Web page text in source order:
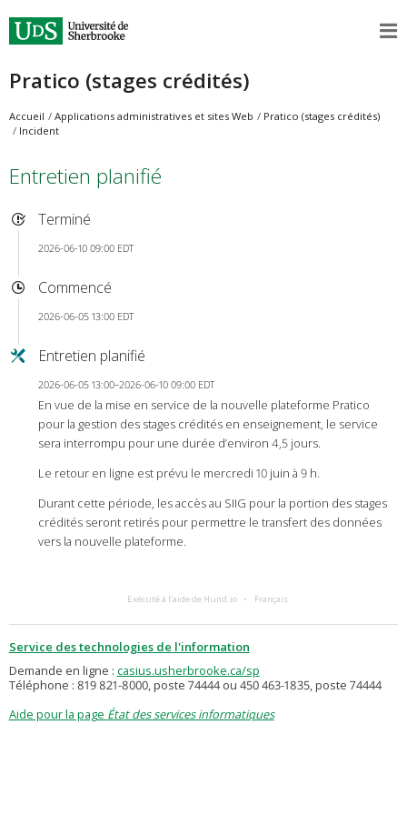
Pratico (stages crédités)
Accueil Applications administratives et sites Web
Pratico (stages crédités)
Incident
Entretien planifié
Terminé
2026-06-10 09:00 EDT
Commencé
2026-06-05 13:00 EDT
Entretien planifié
2026-06-05 13:00–2026-06-10 09:00 EDT
En vue de la mise en service de la nouvelle plateforme Pratico
pour la gestion des stages crédités en enseignement, le service
sera interrompu pour une durée d’environ 4,5 jours.
Le retour en ligne est prévu le mercredi 10 juin à 9 h.
Durant cette période, les accès au SIIG pour la portion des stages
crédités seront retirés pour permettre le transfert des données
vers la nouvelle plateforme.
Exécuté à l’aide de Hund.io Français
Service des technologies de l'information
Demande en ligne : casius.usherbrooke.ca/sp
Téléphone : 819 821-8000, poste 74444 ou 450 463-1835, poste 74444
Aide pour la page État des services informatiques